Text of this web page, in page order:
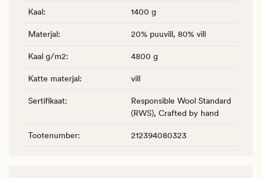
Kaal: 1400 g
Materjal: 20% puuvill, 80% vill
Kaal g/m2: 4800 g
Katte materjal: vill
Sertifikaat:
Responsible Wool Standard
(RWS), Crafted by hand
Tootenumber: 212394080323